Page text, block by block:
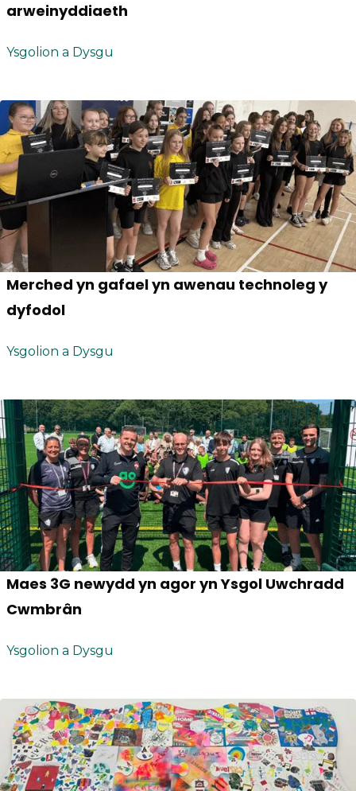
arweinyddiaeth
Ysgolion a Dysgu
Merched yn gafael yn awenau technoleg y
dyfodol
Ysgolion a Dysgu
Maes 3G newydd yn agor yn Ysgol Uwchradd
Cwmbrân
Ysgolion a Dysgu